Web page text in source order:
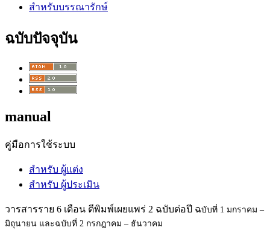
สำหรับบรรณารักษ์
ฉบับปัจจุบัน
manual
คู่มือการใช้ระบบ
สำหรับ ผู้แต่ง
สำหรับ ผู้ประเมิน
วารสารราย 6 เดือน ตีพิมพ์เผยแพร่ 2 ฉบับต่อปี ฉบับที่ 1 มกราคม –
มิถุนายน และฉบับที่ 2 กรกฎาคม – ธันวาคม